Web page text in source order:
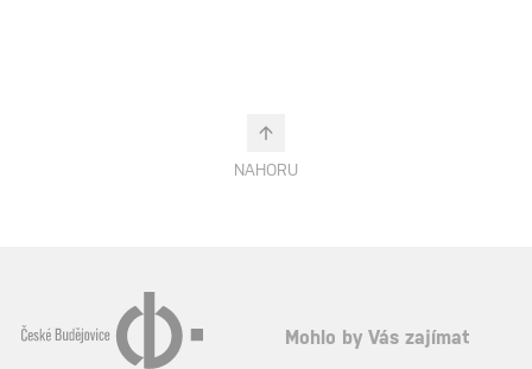
NAHORU
Mohlo by Vás zajímat